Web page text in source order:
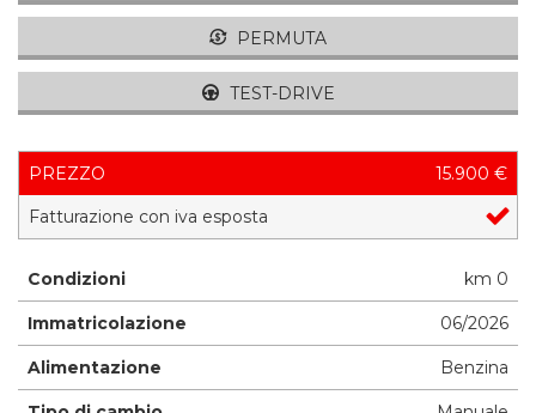
PERMUTA
TEST-DRIVE
PREZZO
15.900 €
Fatturazione con iva esposta
Condizioni km 0
Immatricolazione 06/2026
Alimentazione Benzina